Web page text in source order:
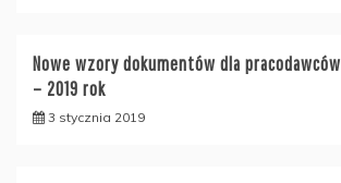
Nowe wzory dokumentów dla
– 2019 rok
3 stycznia 2019